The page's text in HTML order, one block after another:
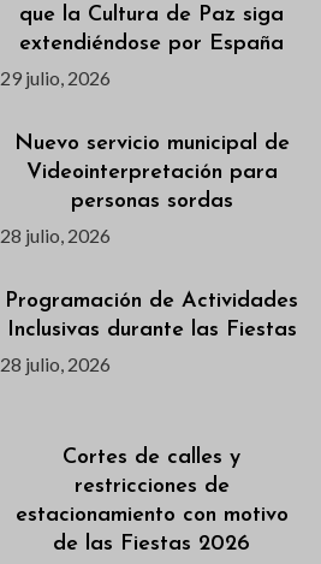
que la Cultura de Paz siga
extendiéndose por España
29 julio, 2026
Nuevo servicio municipal de
Videointerpretación para
personas sordas
28 julio, 2026
Programación de Actividades
Inclusivas durante las Fiestas
28 julio, 2026
Cortes de calles y
restricciones de
estacionamiento con motivo
de las Fiestas 2026